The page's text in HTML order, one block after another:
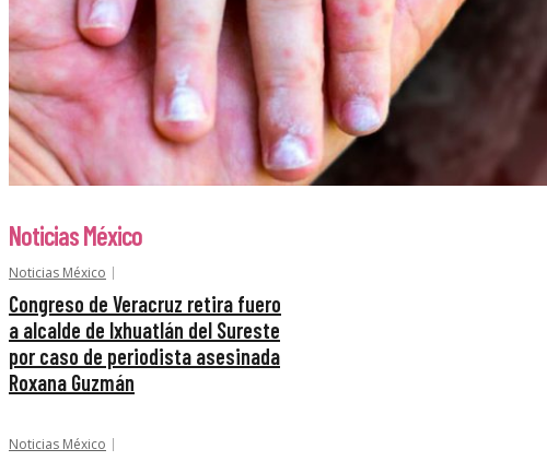
Noticias México
Noticias México
Congreso de Veracruz retira fuero
a alcalde de Ixhuatlán del Sureste
por caso de periodista asesinada
Roxana Guzmán
Noticias México